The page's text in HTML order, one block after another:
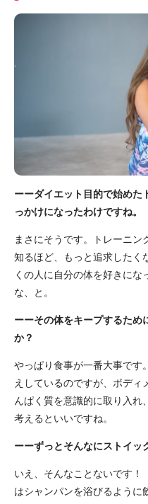
ーーダイエット目的で始めた
っかけになったわけですね。
まさにそうです。トレーニン
知るほど、もっと追求したく
くの人に自分の体を好きに
な、と。
ーーその体をキープするため
か？
やっぱり食事が一番大事です
えしているのですが、ボディ
んぱく質を意識的に取り入れ
考えるといいですね。
ーーずっとそんなにストイッ
いえ、そんなことないです
はシャンパンを浴びるように